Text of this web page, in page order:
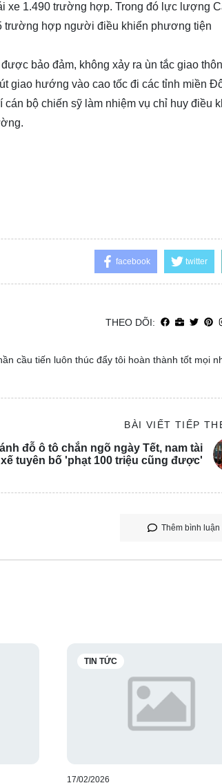
xe 1.490 trường hợp. Trong đó lực lượng
trường hợp người điều khiển phương tiện
bảo đảm, không xảy ra ùn tắc giao
giao hướng vào cao tốc đi các tỉnh miền
bộ chiến sỹ làm nhiệm vụ chỉ huy điều
facebook twitter
THEO DÕI:
cầu tiến luôn thúc đẩy tôi hoàn thành tốt mọi
BÀI VIẾT TIẾP
đỗ ô tô chắn ngõ ngày Tết, nam tài
xế tuyên bố 'phạt 100 triệu cũng được'
Thêm bình luận
TIN TỨC
17/02/2026